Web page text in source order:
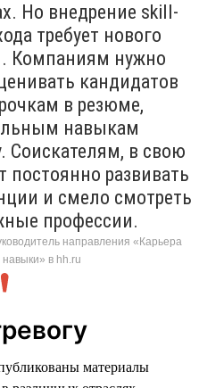
Но внедрение skill-
требует нового
Компаниям нужно
кандидатов
в резюме,
навыкам
Соискателям, в свою
постоянно развивать
и смело смотреть
профессии.
направления «Карьера
навыки» в hh.ru
материалы